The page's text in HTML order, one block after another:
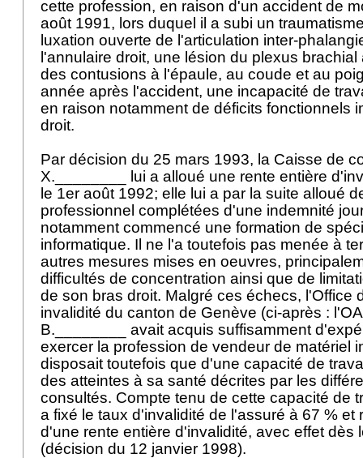
cette profession, en raison d'un accident de
août 1991, lors duquel il a subi un
luxation ouverte de l'articulation inter-
l'annulaire droit, une lésion du plexus
des contusions à l'épaule, au coude et au
année après l'accident, une incapacité de
en raison notamment de déficits fonctionnels
droit.
Par décision du 25 mars 1993, la Caisse de
X.________ lui a alloué une rente entière
le 1er août 1992; elle lui a par la suite alloué
professionnel complétées d'une indemnité
notamment commencé une formation de
informatique. Il ne l'a toutefois pas menée à
autres mesures mises en oeuvres,
difficultés de concentration ainsi que de
de son bras droit. Malgré ces échecs, l'Office
invalidité du canton de Genève (ci-après :
B.________ avait acquis suffisamment
exercer la profession de vendeur de matériel
disposait toutefois que d'une capacité de
des atteintes à sa santé décrites par les
consultés. Compte tenu de cette capacité de
a fixé le taux d'invalidité de l'assuré à 67 % et
d'une rente entière d'invalidité, avec effet dès
(décision du 12 janvier 1998).